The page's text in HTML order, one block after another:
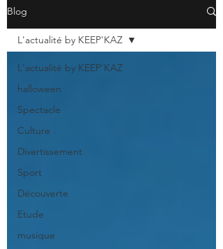
Blog
L'actualité by KEEP'KAZ
halloween
Spectacle
Culture
Divertissement
Sport
Découverte
Etude
musique
L'actualité by KEEP'KAZ